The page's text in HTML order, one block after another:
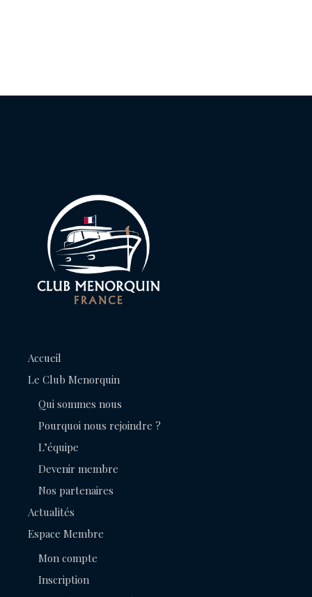
Accueil
Le Club Menorquin
Qui sommes nous
Pourquoi nous rejoindre ?
L’équipe
Devenir membre
Nos partenaires
Actualités
Espace Membre
Mon compte
Inscription